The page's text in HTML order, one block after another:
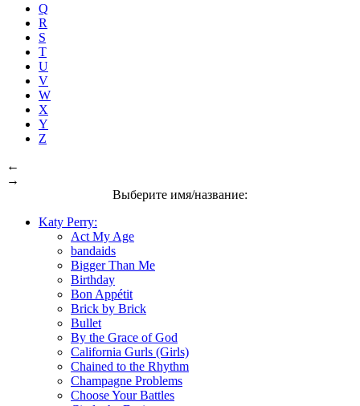
Q
R
S
T
U
V
W
X
Y
Z
←
→
Выберите имя/название:
Katy Perry:
Act My Age
bandaids
Bigger Than Me
Birthday
Bon Appétit
Brick by Brick
Bullet
By the Grace of God
California Gurls (Girls)
Chained to the Rhythm
Champagne Problems
Choose Your Battles